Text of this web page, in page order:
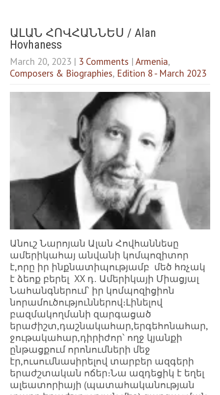
ԱԼԱՆ ՀՈՎՀԱՆՆԵՍ / Alan
Hovhaness
March 20, 2023 | 3 Comments | Armenia,
Composers & Biographies, Edition 8 - March 2023
Անուշ Նարոյան Ալան Հովհաննեսը
ամերիկահայ անվանի կոմպոզիտոր
է,որը իր ինքնատիպությամբ մեծ հռչակ
է ձեոք բերել XX դ․ Ամերիկայի Միացյալ
Նահանգներում՝ իր կոմպոզիցիոն
նորամուծություններով։Լինելով
բազմակողմանի զարգացած
երաժիշտ,դաշնակահար,երգեհոնահար,
ջութակահար,դիրիժոր՝ ողջ կյանքի
ընթացքում որոնումների մեջ
էր,ուսումնասիրելով տարբեր ազգերի
երաժշտական ոճեր։Նա ազդեցիկ է եղել
ալեատորիայի (պատահականության